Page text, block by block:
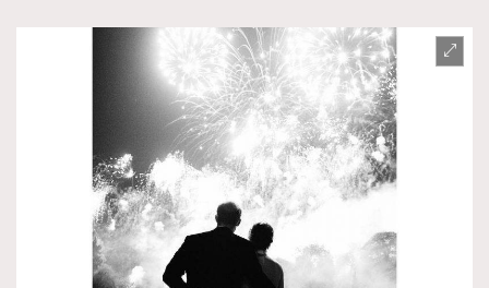
DressLikeAParisienne
FashionWeek FigaroAesthetic